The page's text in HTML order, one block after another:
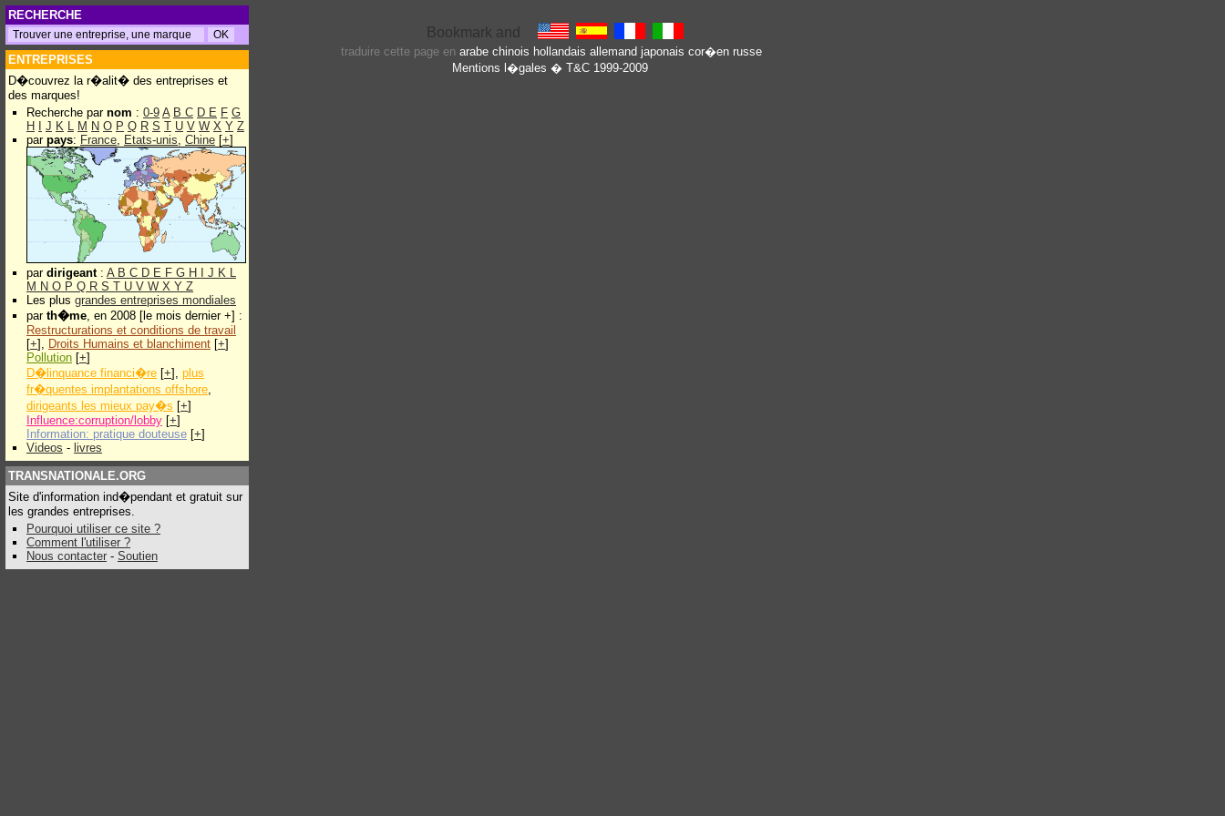
RECHERCHE
ENTREPRISES
D�couvrez la r�alit� des entreprises et
des marques!
Recherche par nom : 0-9 A B C D E F G
H
J K L M N O P Q R S T U V W X Y Z
par pays: France, Etats-unis, Chine [+]
par dirigeant: A B C D E F G H J K L
M N O P Q R S T U V W X Y Z
Les plus grandes entreprises mondiales
par th�me, en 2008 [le mois dernier +] :
Restructurations et conditions de travail
[+], Droits Humains et blanchiment [+]
Pollution [+]
D�linquance financi�re [+], plus
fr�quentes implantations offshore,
dirigeants les mieux pay�s [+]
Influence:corruption/lobby [+]
Information: pratique douteuse [+]
Videos - livres
TRANSNATIONALE.ORG
Site d'information ind�pendant et gratuit sur
les grandes entreprises.
Pourquoi utiliser ce site ?
Comment l'utiliser ?
Nous contacter - Soutien
traduire cette page en arabe chinois hollandais allemand japonais cor�en russe
Mentions l�gales � T&C 1999-2009